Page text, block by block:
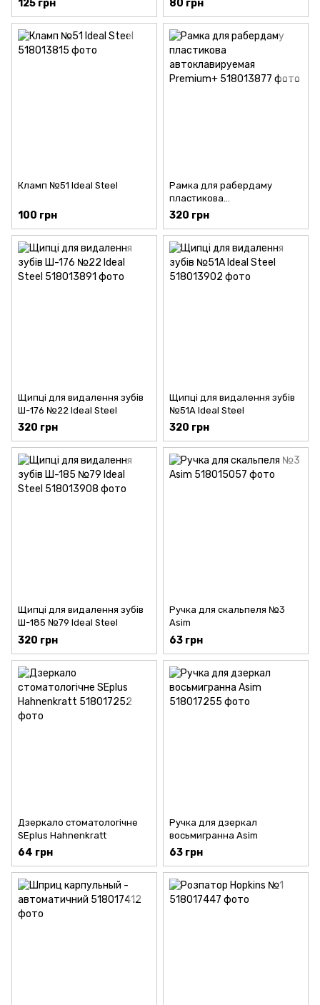
125 грн 80 грн
Кламп №51 Ideal Steel
100 грн
Рамка для рабердаму
пластикова
автоклавируемая Premium+
320 грн
Щипці для видалення зубів
Ш-176 №22 Ideal Steel
320 грн
Щипці для видалення зубів
№51А Ideal Steel
320 грн
Щипці для видалення зубів
Ш-185 №79 Ideal Steel
320 грн
Ручка для скальпеля №3
Asim
63 грн
Дзеркало стоматологічне
SEplus Hahnenkratt
64 грн
Ручка для дзеркал
восьмигранна Asim
63 грн